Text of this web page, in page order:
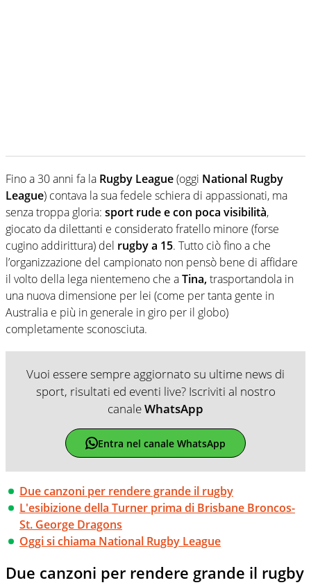
Fino a 30 anni fa la Rugby League(oggi National Rugby
League) contava la sua fedele schiera di appassionati, ma
senza troppa gloria: sport rude e con poca visibilità,
giocato da dilettanti e considerato fratello minore (forse
cugino addirittura) del rugby a 15. Tutto ciò fino a che
l’organizzazione del campionato non pensò bene di affidare
il volto della lega nientemeno che aTina,trasportandola in
una nuova dimensione per lei (come per tanta gente in
Australia e più in generale in giro per il globo)
completamente sconosciuta.
Vuoi essere sempre aggiornato su ultime news di
sport, risultati ed eventi live? Iscriviti al nostro
canaleWhatsApp
Entra nel canale WhatsApp
Due canzoni per rendere grande il rugby
L'esibizione della Turner prima di Brisbane Broncos-
St. George Dragons
Oggi si chiama National Rugby League
Due canzoni per rendere grande il rugby